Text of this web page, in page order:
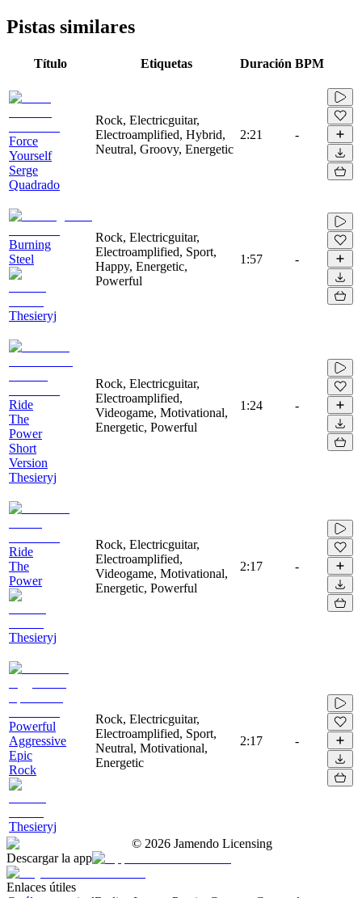
Pistas similares
Título Etiquetas Duración BPM
Force
Yourself
Serge
Quadrado
Rock, Electricguitar,
Electroamplified, Hybrid,
Neutral, Groovy, Energetic
2:21 -
Burning
Steel
Thesieryj
Rock, Electricguitar,
Electroamplified, Sport,
Happy, Energetic,
Powerful
1:57 -
Ride
The
Power
Short
Version
Thesieryj
Rock, Electricguitar,
Electroamplified,
Videogame, Motivational,
Energetic, Powerful
1:24 -
Ride
The
Power
Thesieryj
Rock, Electricguitar,
Electroamplified,
Videogame, Motivational,
Energetic, Powerful
2:17 -
Powerful
Aggressive
Epic
Rock
Thesieryj
Rock, Electricguitar,
Electroamplified, Sport,
Neutral, Motivational,
Energetic
2:17 -
© 2026 Jamendo Licensing
Descargar la app
Enlaces útiles